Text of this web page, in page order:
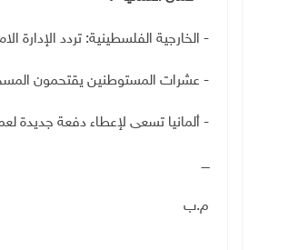
- الخارجية الفلسطينية: تردد
- عشرات المستوطنين يقتحمون
- ألمانيا تسعى لإعطاء دفعة جديدة
ــــ
م.ب